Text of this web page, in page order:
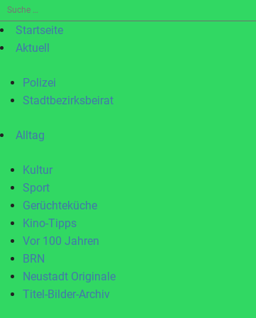
Suche
nach:Startseite
Aktuell
Polizei
Stadtbezirksbeirat
Alltag
Kultur
Sport
Gerüchteküche
Kino-Tipps
Vor 100 Jahren
BRN
Neustadt Originale
Titel-Bilder-Archiv